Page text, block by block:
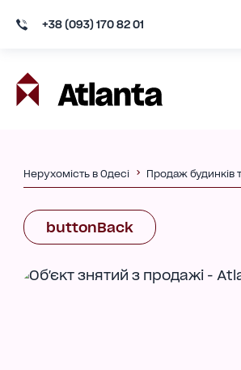
+38 (093) 170 82 01
Нерухомість в Одесі Продаж будинків
buttonBack